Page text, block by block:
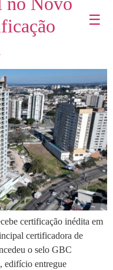
☰
certificação inédita em
certificadora de
o selo GBC
edifício entregue